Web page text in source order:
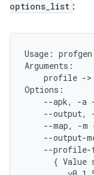
options_list :
Usage: profgen
profile ->
--apk,
-a
--output,
--map,
-m
--output-
--profile-
{ Value